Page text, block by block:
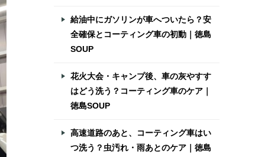
給油中にガソリンが車へついたら？安
全確保とコーティング車の初動｜徳島
SOUP
花火大会・キャンプ後、車の灰やすす
はどう洗う？コーティング車のケア｜
徳島SOUP
高速道路のあと、コーティング車はい
つ洗う？虫汚れ・雨あとのケア｜徳島